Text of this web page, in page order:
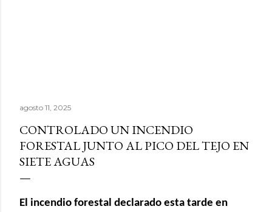
agosto 11, 2025
CONTROLADO UN INCENDIO
FORESTAL JUNTO AL PICO DEL TEJO EN
SIETE AGUAS
El incendio forestal declarado esta tarde en